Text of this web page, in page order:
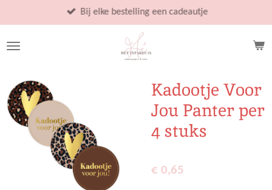
direct
naar
Bij elke bestelling een cadeautje
Kadootje Voor
Jou Panter per
4 stuks
€ 0,65